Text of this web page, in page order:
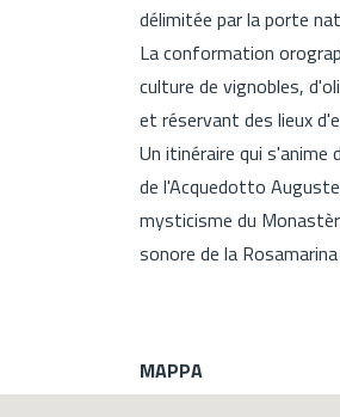
délimitée par la porte
La conformation
culture de vignobles,
et réservant des lieux
Un itinéraire qui
de l'Acquedotto
mysticisme du
sonore de la
MAPPA